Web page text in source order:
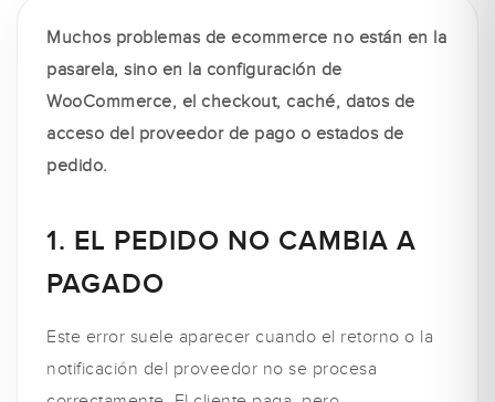
Muchos problemas de ecommerce no están en la
pasarela, sino en la configuración de
WooCommerce, el checkout, caché, datos de
acceso del proveedor de pago o estados de
pedido.
1. EL PEDIDO NO CAMBIA A
PAGADO
Este error suele aparecer cuando el retorno o la
notificación del proveedor no se procesa